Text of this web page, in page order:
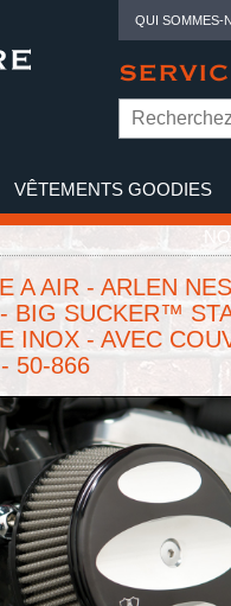
QUI SOMMES-
VÊTEMENTS GOODIES
A AIR - ARLEN
BIG SUCKER™
INOX - AVEC
50-866